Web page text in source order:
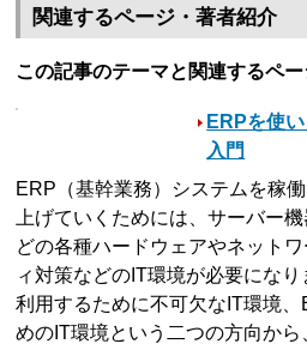
関連するページ・著者紹介
この記事のテーマと関連するペー
ERPを使
入門
ERP（基幹業務）システムを稼
上げていくためには、サーバー
どの各種ハードウェアやネット
ィ対策などのIT環境が必要にな
利用するために不可欠なIT環境
めのIT環境という二つの方向か